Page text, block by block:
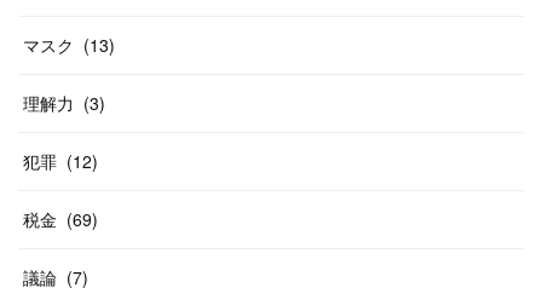
マスク (13)
理解力 (3)
犯罪 (12)
税金 (69)
議論 (7)